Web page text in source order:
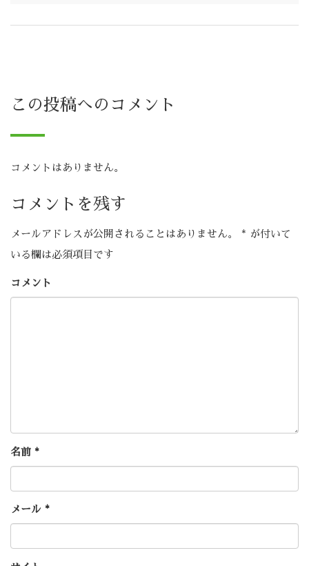
この投稿へのコメント
コメントはありません。
コメントを残す
メールアドレスが公開されることはありません。 * が付いて
いる欄は必須項目です
コメント
名前 *
メール *